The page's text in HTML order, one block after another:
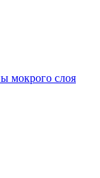
мокрого слоя